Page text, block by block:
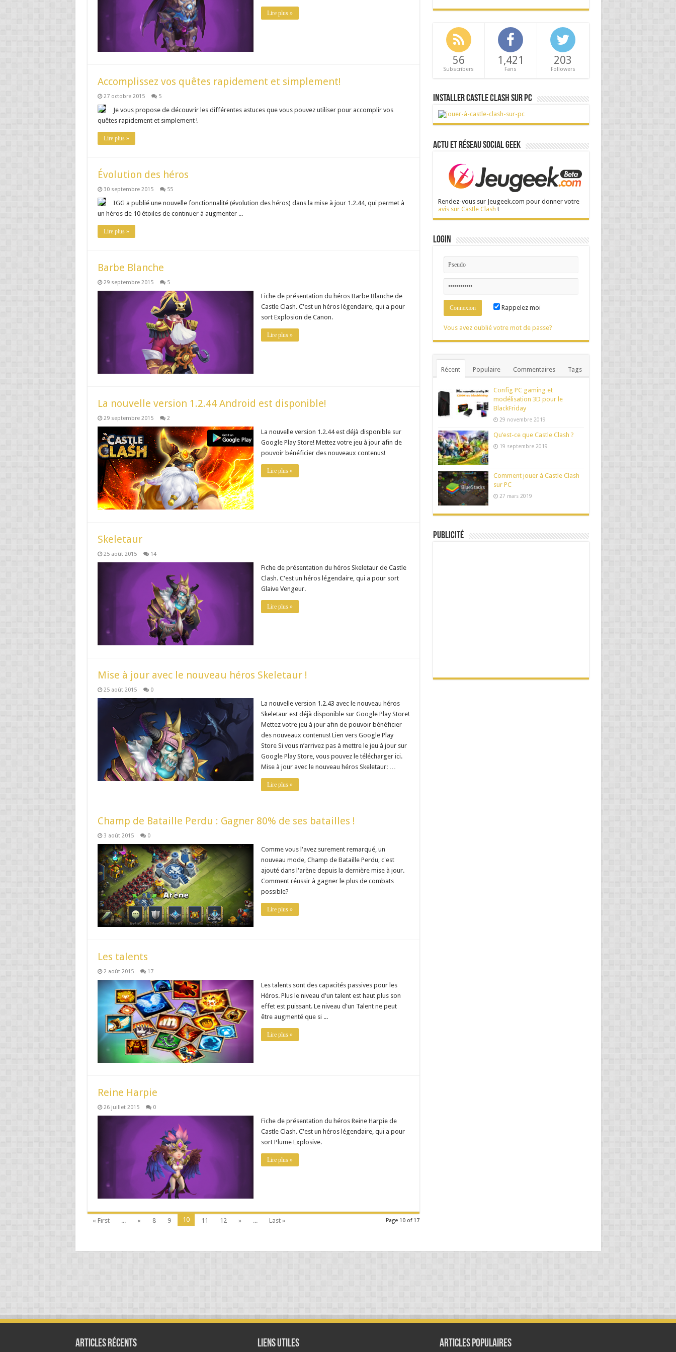
Lire plus »
Accomplissez vos quêtes rapidement et simplement!
27 octobre 2015 5
Je vous propose de découvrir les différentes astuces que vous pouvez utiliser pour accomplir vos
quêtes rapidement et simplement !
Lire plus »
Évolution des héros
30 septembre 2015 55
IGG a publié une nouvelle fonctionnalité (évolution des héros) dans la mise à jour 1.2.44, qui permet à
un héros de 10 étoiles de continuer à augmenter ...
Lire plus »
Barbe Blanche
29 septembre 2015 5
Fiche de présentation du héros Barbe Blanche de
Castle Clash. C'est un héros légendaire, qui a pour
sort Explosion de Canon.
Lire plus »
La nouvelle version 1.2.44 Android est disponible!
29 septembre 2015 2
La nouvelle version 1.2.44 est déjà disponible sur
Google Play Store! Mettez votre jeu à jour afin de
pouvoir bénéficier des nouveaux contenus!
Lire plus »
Skeletaur
25 août 2015 14
Fiche de présentation du héros Skeletaur de Castle
Clash. C'est un héros légendaire, qui a pour sort
Glaive Vengeur.
Lire plus »
Mise à jour avec le nouveau héros Skeletaur !
25 août 2015 0
La nouvelle version 1.2.43 avec le nouveau héros
Skeletaur est déjà disponible sur Google Play Store!
Mettez votre jeu à jour afin de pouvoir bénéficier
des nouveaux contenus! Lien vers Google Play
Store Si vous n’arrivez pas à mettre le jeu à jour sur
Google Play Store, vous pouvez le télécharger ici.
Mise à jour avec le nouveau héros Skeletaur: …
Lire plus »
Champ de Bataille Perdu : Gagner 80% de ses batailles !
3 août 2015 0
Comme vous l'avez surement remarqué, un
nouveau mode, Champ de Bataille Perdu, c'est
ajouté dans l'arène depuis la dernière mise à jour.
Comment réussir à gagner le plus de combats
possible?
Lire plus »
Les talents
2 août 2015 17
Les talents sont des capacités passives pour les
Héros. Plus le niveau d'un talent est haut plus son
effet est puissant. Le niveau d'un Talent ne peut
être augmenté que si ...
Lire plus »
Reine Harpie
26 juillet 2015 0
Fiche de présentation du héros Reine Harpie de
Castle Clash. C'est un héros légendaire, qui a pour
sort Plume Explosive.
Lire plus »
Page 10 of 17
« First ... « 8 9 10 11 12 » ... Last »
56
Subscribers
1,421
Fans
203
Followers
Installer Castle Clash sur PC
Actu et réseau social Geek
Rendez-vous sur Jeugeek.com pour donner votre
avis sur Castle Clash !
Login
Rappelez moi
Vous avez oublié votre mot de passe?
Récent Populaire Commentaires Tags
Config PC gaming et
modélisation 3D pour le
BlackFriday
29 novembre 2019
Qu’est-ce que Castle Clash ?
19 septembre 2019
Comment jouer à Castle Clash
sur PC
27 mars 2019
Publicité
Articles Récents Liens Utiles Articles populaires